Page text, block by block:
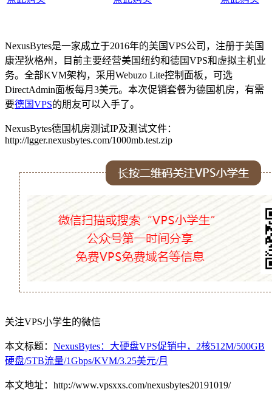
NexusBytes是一家成立于2016年的美国VPS公司，注册于美国
康涅狄格州，目前主要经营美国纽约和德国VPS和虚拟主机业
务。全部KVM架构，采用Webuzo Lite控制面板，可选
DirectAdmin面板每月3美元。本次促销套餐为德国机房，有需
要德国VPS的朋友可以入手了。
NexusBytes德国机房测试IP及测试文件：
http://lgger.nexusbytes.com/1000mb.test.zip
关注VPS小学生的微信
本文标题： NexusBytes：大硬盘VPS促销中，2核512M/500GB
硬盘/5TB流量/1Gbps/KVM/3.25美元/月
本文地址：http://www.vpsxxs.com/nexusbytes20191019/